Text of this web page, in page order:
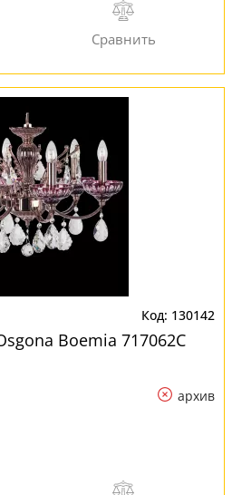
130142
Boemia 717062C
архив